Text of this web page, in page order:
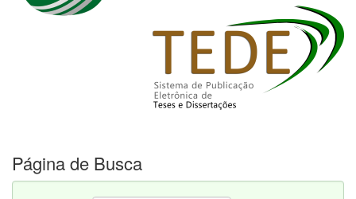
Página de Busca